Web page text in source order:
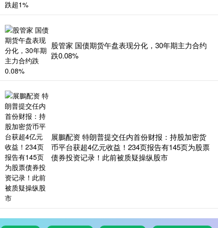
股管家 国债期货午盘表现分化，30年期主力合约
跌0.08%
展鵬配资 特朗普提交任内首份财报：持股加密货
币平台获超4亿元收益！234页报告有145页为股票
债券投资记录！此前被质疑操纵股市